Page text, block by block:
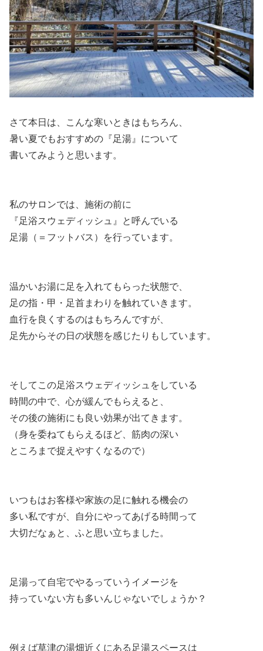
さて本日は、こんな寒いときはもちろん、
暑い夏でもおすすめの『足湯』について
書いてみようと思います。
私のサロンでは、施術の前に
『足浴スウェディッシュ』と呼んでいる
足湯（＝フットバス）を行っています。
温かいお湯に足を入れてもらった状態で、
足の指・甲・足首まわりを触れていきます。
血行を良くするのはもちろんですが、
足先からその日の状態を感じたりもしています。
そしてこの足浴スウェディッシュをしている
時間の中で、心が緩んでもらえると、
その後の施術にも良い効果が出てきます。
（身を委ねてもらえるほど、筋肉の深い
ところまで捉えやすくなるので）
いつもはお客様や家族の足に触れる機会の
多い私ですが、自分にやってあげる時間って
大切だなぁと、ふと思い立ちました。
足湯って自宅でやるっていうイメージを
持っていない方も多いんじゃないでしょうか？
例えば草津の湯畑近くにある足湯スペースは